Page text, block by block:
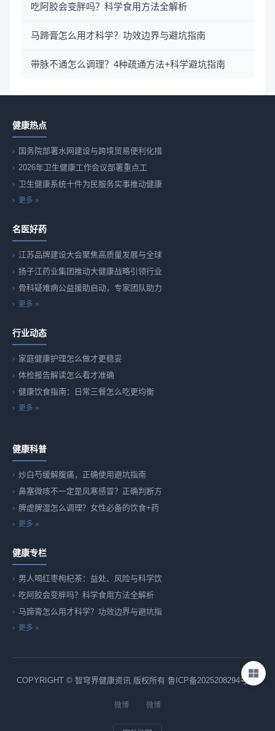
吃阿胶会变胖吗？科学食用方法全解析
马蹄膏怎么用才科学？功效边界与避坑指南
带脉不通怎么调理？4种疏通方法+科学避坑指南
健康热点
国务院部署水网建设与跨境贸易便利化措
2026年卫生健康工作会议部署重点工
卫生健康系统十件为民服务实事推动健康
更多 »
名医好药
江苏品牌建设大会聚焦高质量发展与全球
扬子江药业集团推动大健康战略引领行业
骨科疑难病公益援助启动，专家团队助力
更多 »
行业动态
家庭健康护理怎么做才更稳妥
体检报告解读怎么看才准确
健康饮食指南：日常三餐怎么吃更均衡
更多 »
健康科普
炒白芍缓解腹痛，正确使用避坑指南
鼻塞微咳不一定是风寒感冒？正确判断方
脾虚脾湿怎么调理？女性必备的饮食+药
更多 »
健康专栏
男人喝红枣枸杞茶：益处、风险与科学饮
吃阿胶会变胖吗？科学食用方法全解析
马蹄膏怎么用才科学？功效边界与避坑指
更多 »
COPYRIGHT © 智穹界健康资讯 版权所有 鲁ICP备2025208294号-82
微博 微博